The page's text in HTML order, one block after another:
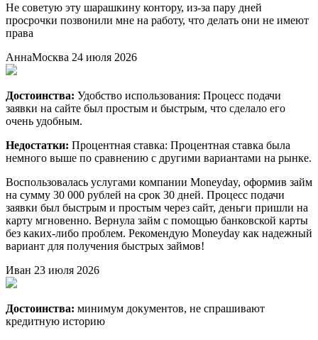
Не советую эту шарашкину контору, из-за пару дней
просрочки позвонили мне на работу, что делать они не имеют
права
АннаМосква 24 июля 2026
Достоинства: Удобство использования: Процесс подачи
заявки на сайте был простым и быстрым, что сделало его
очень удобным.
Недостатки: Процентная ставка: Процентная ставка была
немного выше по сравнению с другими вариантами на рынке.
Воспользовалась услугами компании Moneyday, оформив займ
на сумму 30 000 рублей на срок 30 дней. Процесс подачи
заявки был быстрым и простым через сайт, деньги пришли на
карту мгновенно. Вернула займ с помощью банковской карты
без каких-либо проблем. Рекомендую Moneyday как надежный
вариант для получения быстрых займов!
Иван 23 июля 2026
Достоинства: минимум документов, не спрашивают
кредитную историю